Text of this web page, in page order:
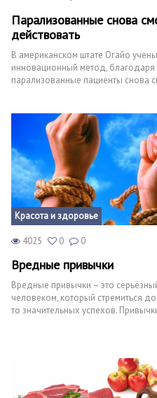
Парализованные снова
действовать
В американском штате Огайо
инновационный метод, благодаря
парализованные пациенты снова
Красота и здоровье
4025 0 0
Вредные привычки
Вредные привычки – это
человеком, который стремиться
то значительных успехов.